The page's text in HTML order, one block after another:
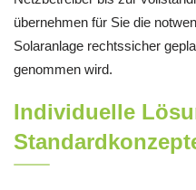
übernehmen für Sie die
Solaranlage rechtssicher
genommen wird.
Individuelle